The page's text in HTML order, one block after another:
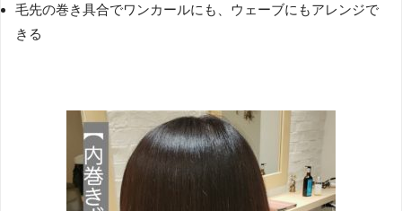
毛先の巻き具合でワンカールにも、ウェーブにもアレンジで
きる